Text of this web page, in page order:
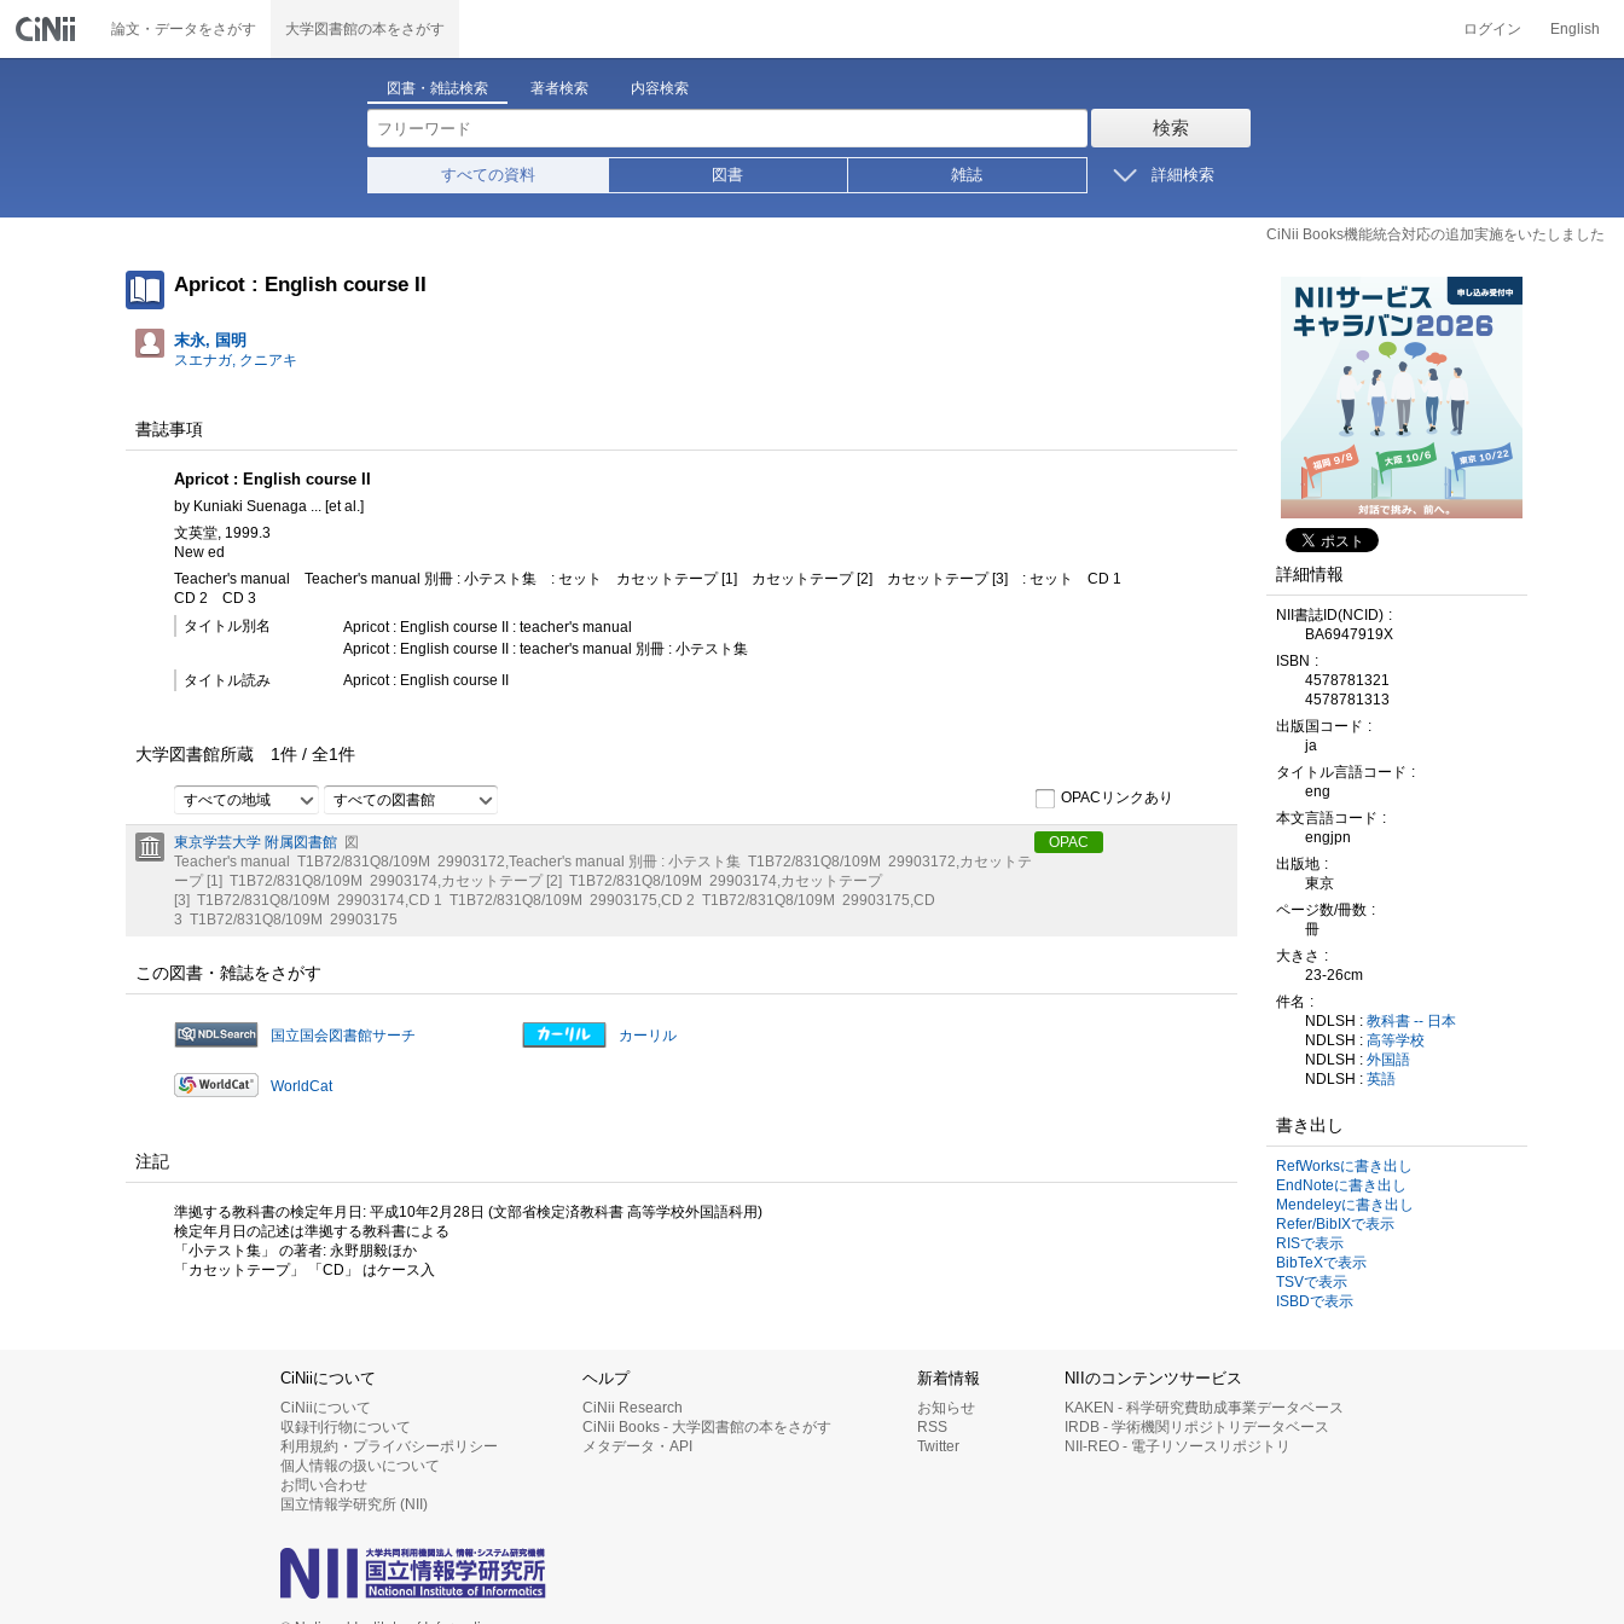
論文・データをさがす 大学図書館の本をさがす ログイン English
図書・雑誌検索 著者検索 内容検索
検索
すべての資料 図書 雑誌 詳細検索
CiNii Books機能統合対応の追加実施をいたしました
Apricot : English course II
末永, 国明
スエナガ, クニアキ
書誌事項
Apricot : English course II
by Kuniaki Suenaga ... [et al.]
文英堂, 1999.3
New ed
Teacher's manual
Teacher's manual 別冊 : 小テスト集 : セット カセットテープ [1] カセットテープ [2] カセットテープ [3] : セット
CD 1
CD 2
CD 3
タイトル別名
Apricot : English course II : teacher's manual
Apricot : English course II : teacher's manual 別冊 : 小テスト集
タイトル読み
Apricot : English course II
大学図書館所蔵 1件 / 全1件
すべての地域 すべての図書館 OPACリンクあり
東京学芸大学 附属図書館 図
Teacher's manual
T1B72/831Q8/109M 29903172,Teacher's manual 別冊 : 小テスト集 T1B72/831Q8/109M 29903172,カセットテ
ープ [1] T1B72/831Q8/109M 29903174,カセットテープ [2] T1B72/831Q8/109M 29903174,カセットテープ
[3] T1B72/831Q8/109M 29903174,CD 1 T1B72/831Q8/109M 29903175,CD 2 T1B72/831Q8/109M 29903175,CD
3 T1B72/831Q8/109M 29903175
OPAC
この図書・雑誌をさがす
国立国会図書館サーチ カーリル
WorldCat
注記
準拠する教科書の検定年月日: 平成10年2月28日 (文部省検定済教科書 高等学校外国語科用)
検定年月日の記述は準拠する教科書による
「小テスト集」 の著者: 永野朋毅ほか
「カセットテープ」 「CD」 はケース入
詳細情報
NII書誌ID(NCID)
BA6947919X
ISBN
4578781321
4578781313
出版国コード
ja
タイトル言語コード
eng
本文言語コード
engjpn
出版地
東京
ページ数/冊数
冊
大きさ
23-26cm
件名
NDLSH : 教科書 -- 日本
NDLSH : 高等学校
NDLSH : 外国語
NDLSH : 英語
書き出し
RefWorksに書き出し
EndNoteに書き出し
Mendeleyに書き出し
Refer/BibIXで表示
RISで表示
BibTeXで表示
TSVで表示
ISBDで表示
CiNiiについて
CiNiiについて
収録刊行物について
利用規約・プライバシーポリシー
個人情報の扱いについて
お問い合わせ
国立情報学研究所 (NII)
ヘルプ
CiNii Research
CiNii Books - 大学図書館の本をさがす
メタデータ・API
新着情報
お知らせ
RSS
Twitter
NIIのコンテンツサービス
KAKEN - 科学研究費助成事業データベース
IRDB - 学術機関リポジトリデータベース
NII-REO - 電子リソースリポジトリ